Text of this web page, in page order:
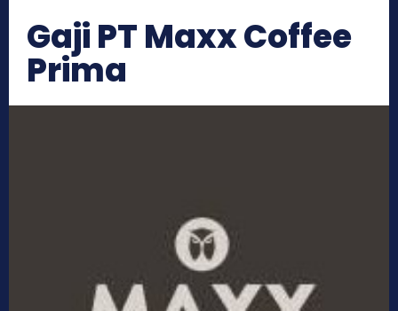
Gaji PT Maxx Coffee
Prima